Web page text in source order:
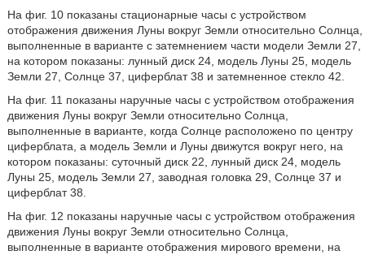
На фиг. 10 показаны стационарные часы с устройством
отображения движения Луны вокруг Земли относительно Солнца,
выполненные в варианте с затемнением части модели Земли 27,
на котором показаны: лунный диск 24, модель Луны 25, модель
Земли 27, Солнце 37, циферблат 38 и затемненное стекло 42.
На фиг. 11 показаны наручные часы с устройством отображения
движения Луны вокруг Земли относительно Солнца,
выполненные в варианте, когда Солнце расположено по центру
циферблата, а модель Земли и Луны движутся вокруг него, на
котором показаны: суточный диск 22, лунный диск 24, модель
Луны 25, модель Земли 27, заводная головка 29, Солнце 37 и
циферблат 38.
На фиг. 12 показаны наручные часы с устройством отображения
движения Луны вокруг Земли относительно Солнца,
выполненные в варианте отображения мирового времени, на